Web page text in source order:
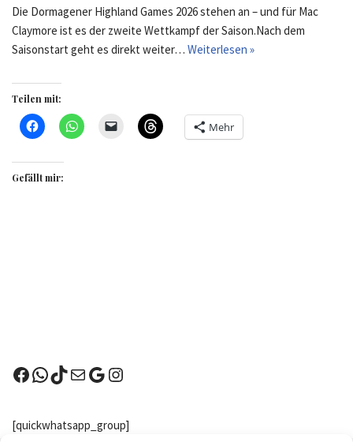
Die Dormagener Highland Games 2026 stehen an – und für Mac
Claymore ist es der zweite Wettkampf der Saison.Nach dem
Saisonstart geht es direkt weiter… Weiterlesen »
Teilen mit:
Mehr
Gefällt mir:
[quickwhatsapp_group]